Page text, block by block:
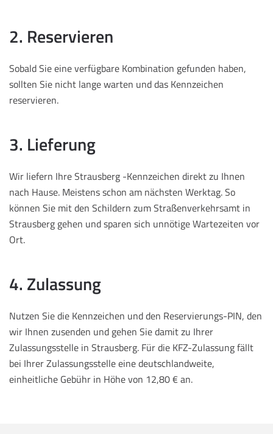
2. Reservieren
Sobald Sie eine verfügbare Kombination gefunden haben,
sollten Sie nicht lange warten und das Kennzeichen
reservieren.
3. Lieferung
Wir liefern Ihre Strausberg -Kennzeichen direkt zu Ihnen
nach Hause. Meistens schon am nächsten Werktag. So
können Sie mit den Schildern zum Straßenverkehrsamt in
Strausberg gehen und sparen sich unnötige Wartezeiten vor
Ort.
4. Zulassung
Nutzen Sie die Kennzeichen und den Reservierungs-PIN, den
wir Ihnen zusenden und gehen Sie damit zu Ihrer
Zulassungsstelle in Strausberg. Für die KFZ-Zulassung fällt
bei Ihrer Zulassungsstelle eine deutschlandweite,
einheitliche Gebühr in Höhe von 12,80 € an.